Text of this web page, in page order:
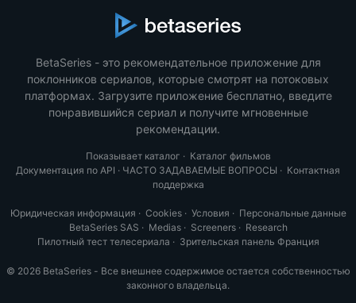
BetaSeries - это рекомендательное приложение для
поклонников сериалов, которые смотрят на потоковых
платформах. Загрузите приложение бесплатно, введите
понравившийся сериал и получите мгновенные
рекомендации.
Показывает каталог · Каталог фильмов
Документация по API · ЧАСТО ЗАДАВАЕМЫЕ ВОПРОСЫ · Контактная
поддержка
Юридическая информация · Cookies· Условия · Персональные данные
BetaSeries SAS · Medias· Screeners· Research
Пилотный тест телесериала · Зрительская панель Франция
© 2026 BetaSeries - Все внешнее содержимое остается собственностью
законного владельца.